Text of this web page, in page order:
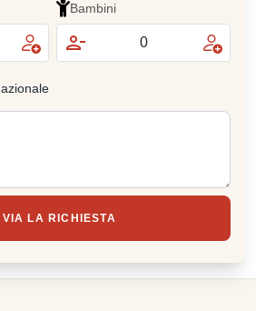
Bambini
LA RICHIESTA